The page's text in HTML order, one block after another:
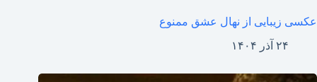
عکسی زیبایی از نهال عشق ممنوع
۲۴ آذر ۱۴۰۴